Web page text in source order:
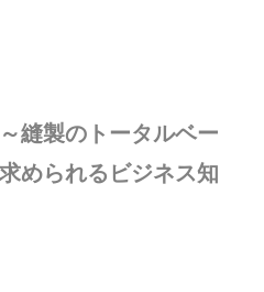
縫製のトータルベー
められるビジネス知